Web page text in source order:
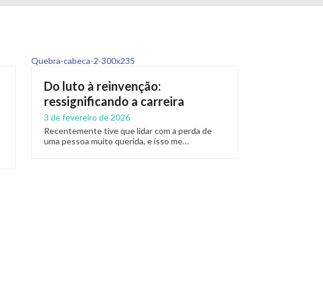
Do luto à reinvenção:
ressignificando a carreira
3 de fevereiro de 2026
Recentemente tive que lidar com a perda de
uma pessoa muito querida, e isso me…